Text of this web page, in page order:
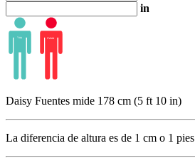
in
Daisy Fuentes mide 178 cm (5 ft 10 in)
La diferencia de altura es de 1 cm o 1 pies